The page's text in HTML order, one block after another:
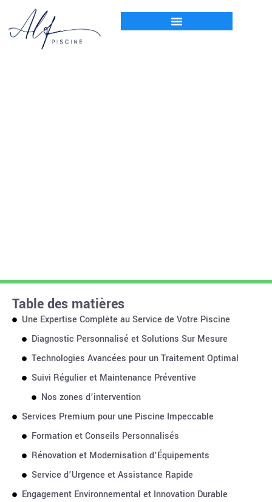
Table des matières
Une Expertise Complète au Service de Votre Piscine
Diagnostic Personnalisé et Solutions Sur Mesure
Technologies Avancées pour un Traitement Optimal
Suivi Régulier et Maintenance Préventive
Nos zones d’intervention
Services Premium pour une Piscine Impeccable
Formation et Conseils Personnalisés
Rénovation et Modernisation d’Équipements
Service d’Urgence et Assistance Rapide
Engagement Environnemental et Innovation Durable